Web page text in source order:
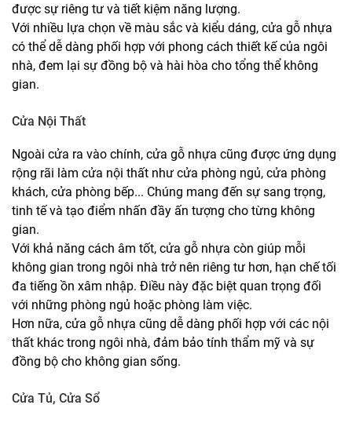
được sự riêng tư và tiết kiệm năng lượng.
Với nhiều lựa chọn về màu sắc và kiểu dáng, cửa gỗ nhựa
có thể dễ dàng phối hợp với phong cách thiết kế của ngôi
nhà, đem lại sự đồng bộ và hài hòa cho tổng thể không
gian.
Cửa Nội Thất
Ngoài cửa ra vào chính, cửa gỗ nhựa cũng được ứng dụng
rộng rãi làm cửa nội thất như cửa phòng ngủ, cửa phòng
khách, cửa phòng bếp... Chúng mang đến sự sang trọng,
tinh tế và tạo điểm nhấn đầy ấn tượng cho từng không
gian.
Với khả năng cách âm tốt, cửa gỗ nhựa còn giúp mỗi
không gian trong ngôi nhà trở nên riêng tư hơn, hạn chế tối
đa tiếng ồn xâm nhập. Điều này đặc biệt quan trọng đối
với những phòng ngủ hoặc phòng làm việc.
Hơn nữa, cửa gỗ nhựa cũng dễ dàng phối hợp với các nội
thất khác trong ngôi nhà, đảm bảo tính thẩm mỹ và sự
đồng bộ cho không gian sống.
Cửa Tủ, Cửa Sổ